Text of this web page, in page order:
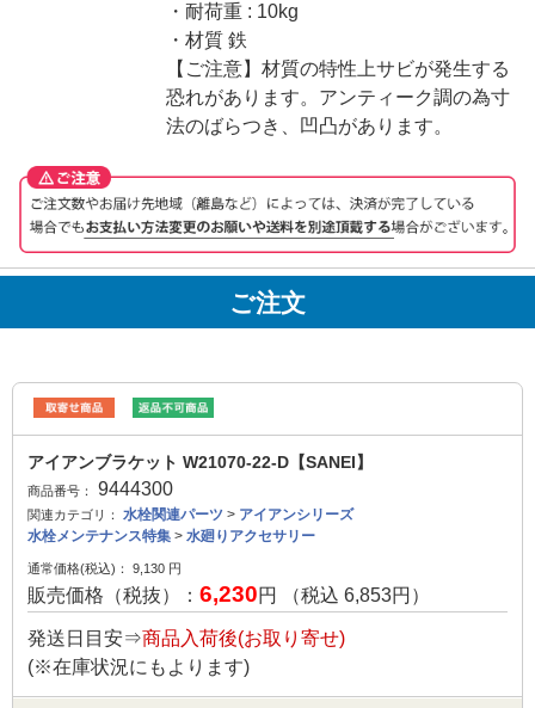
・耐荷重 : 10kg
・材質 鉄
【ご注意】材質の特性上サビが発生する
恐れがあります。アンティーク調の為寸
法のばらつき、凹凸があります。
ご注文
アイアンブラケット W21070-22-D【SANEI】
商品番号： 9444300
関連カテゴリ： 水栓関連パーツ > アイアンシリーズ
水栓メンテナンス特集 > 水廻りアクセサリー
通常価格(税込)： 9,130 円
販売価格（税抜）： 6,230円 （税込 6,853円）
発送日目安⇒商品入荷後(お取り寄せ)
(※在庫状況にもよります)